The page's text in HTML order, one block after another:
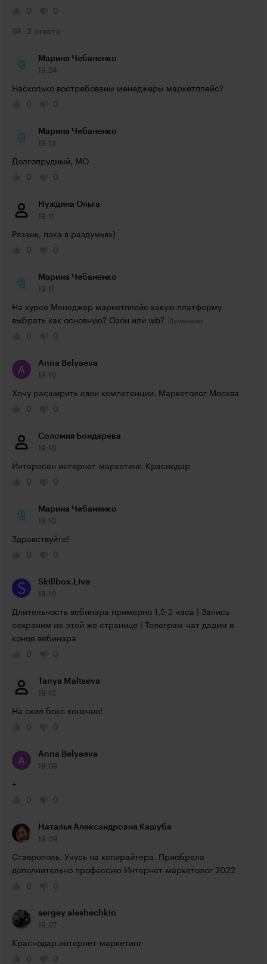
0 0
2 ответа
Марина Чебаненко
19:24
Насколько востребованы менеджеры маркетплейс?
0
0
Марина Чебаненко
19:13
Долгопрудный, МО
0
0
Нуждина Ольга
19:11
Рязань, пока в раздумьях)
0
0
Марина Чебаненко
19:11
На курсе Менеджер маркетплейс какую платформу
выбрать как основную? Озон или wb?
0
0
Anna Belyaeva
19:10
Хочу расширить свои компетенции. Маркетолог Москва
0
0
Соломия Бондарева
19:10
Интересен интернет-маркетинг. Краснодар
0
0
Марина Чебаненко
19:10
Здравствуйте!
0
0
Skillbox.Live
19:10
Длительность вебинара примерно 1,5-2 часа | Запись
сохраним на этой же странице | Телеграм-чат дадим в
конце вебинара
0
0
Tanya Maltseva
19:10
На скил бокс конечно!
0
0
Anna Belyaeva
19:09
+
0
0
Наталья Александровна Кашуба
19:09
Ставрополь. Учусь на копирайтера. Приобрела
дополнительно профессию Интернет-маркетолог 2022
0
0
sergey aleshechkin
19:07
Краснодар.интернет-маркетинг
0
0